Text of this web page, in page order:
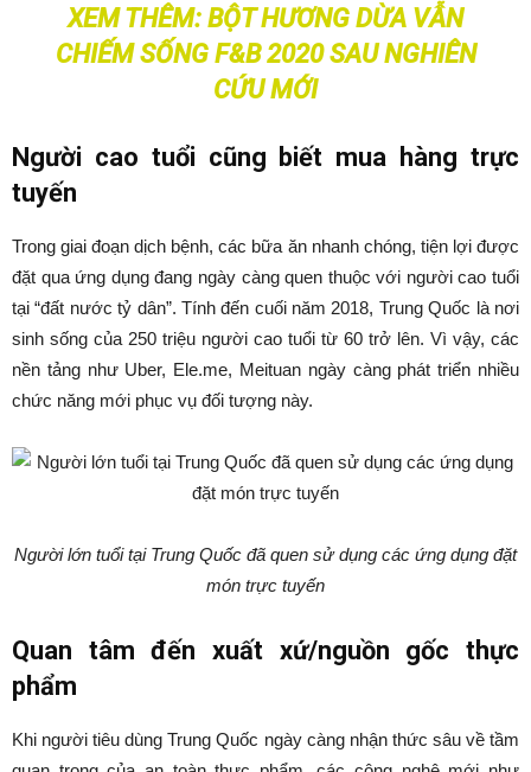
XEM THÊM: BỘT HƯƠNG DỪA VẪN
CHIẾM SỐNG F&B 2020 SAU NGHIÊN
CỨU MỚI
Người cao tuổi cũng biết mua hàng trực
tuyến
Trong giai đoạn dịch bệnh, các bữa ăn nhanh chóng, tiện lợi được
đặt qua ứng dụng đang ngày càng quen thuộc với người cao tuổi
tại “đất nước tỷ dân”. Tính đến cuối năm 2018, Trung Quốc là nơi
sinh sống của 250 triệu người cao tuổi từ 60 trở lên. Vì vậy, các
nền tảng như Uber, Ele.me, Meituan ngày càng phát triển nhiều
chức năng mới phục vụ đối tượng này.
Người lớn tuổi tại Trung Quốc đã quen sử dụng các ứng dụng đặt
món trực tuyến
Quan tâm đến xuất xứ/nguồn gốc thực
phẩm
Khi người tiêu dùng Trung Quốc ngày càng nhận thức sâu về tầm